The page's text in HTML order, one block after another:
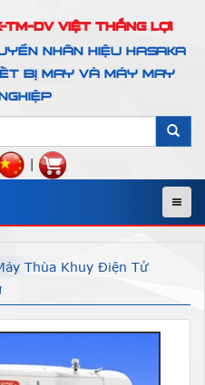
DV VIỆT THẮNG LỢI
NHÃN HIỆU HASAKA
BỊ MAY VÀ MÁY MAY
|
Menu
Thùa Khuy Điện Tử